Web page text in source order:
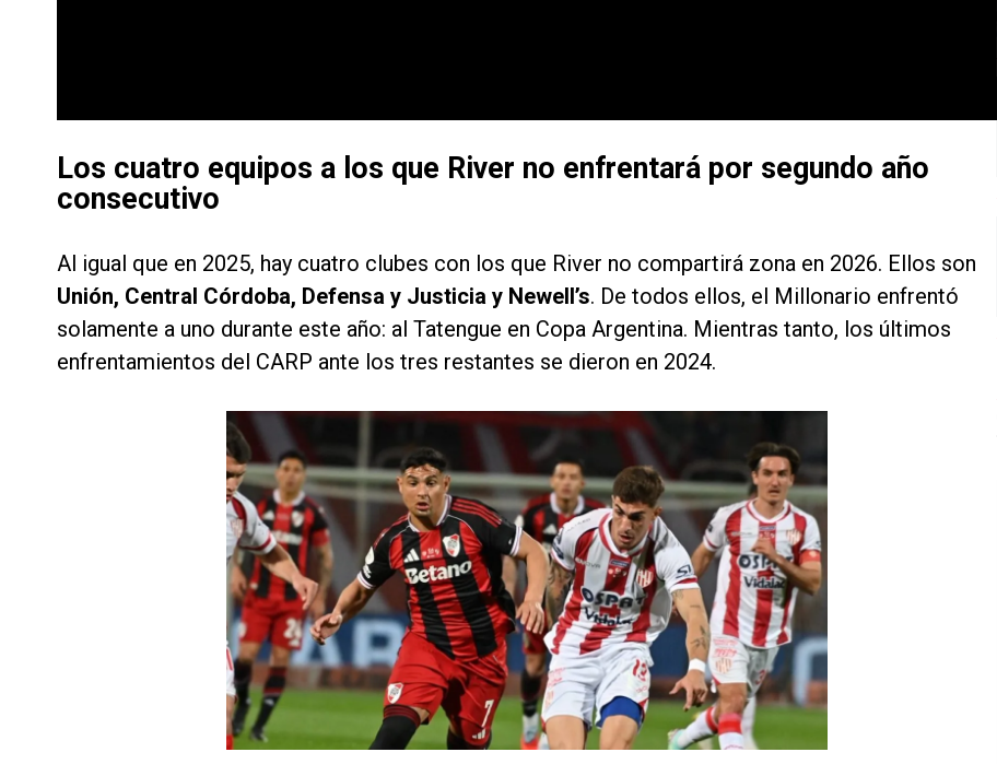
Los cuatro equipos a los que River no enfrentará por segundo año
consecutivo
Al igual que en 2025, hay cuatro clubes con los que River no compartirá zona en 2026. Ellos son
Unión, Central Córdoba, Defensa y Justicia y Newell’s. De todos ellos, el Millonario enfrentó
solamente a uno durante este año: al Tatengue en Copa Argentina. Mientras tanto, los últimos
enfrentamientos del CARP ante los tres restantes se dieron en 2024.